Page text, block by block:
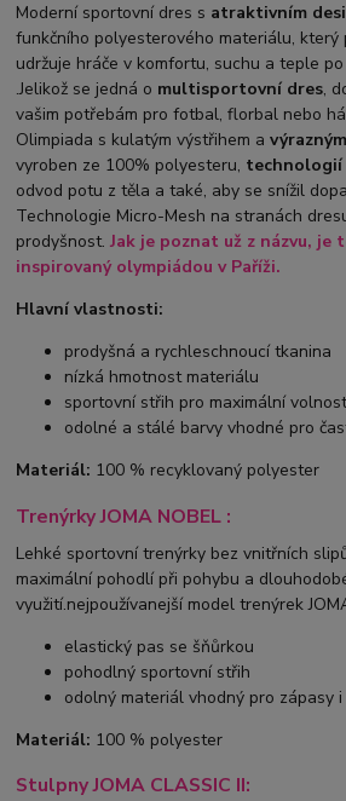
Moderní sportovní dres s atraktivním
funkčního polyesterového materiálu, který
udržuje hráče v komfortu, suchu a teple
.Jelikož se jedná o multisportovní dres,
vašim potřebám pro fotbal, florbal nebo
Olimpiada s kulatým výstřihem a
vyroben ze 100% polyesteru,
odvod potu z těla a také, aby se snížil
Technologie Micro-Mesh na stranách
prodyšnost.Jak je poznat už z názvu, je
inspirovaný olympiádou v Paříži.
Hlavní vlastnosti:
prodyšná a rychleschnoucí tkanina
nízká hmotnost materiálu
sportovní střih pro maximální
odolné a stálé barvy vhodné pro
Materiál: 100 % recyklovaný polyester
Trenýrky JOMA NOBEL :
Lehké sportovní trenýrky bez vnitřních
maximální pohodlí při pohybu a
využití.nejpoužívanejší model trenýrek
elastický pas se šňůrkou
pohodlný sportovní střih
odolný materiál vhodný pro zápasy
Materiál: 100 % polyester
Stulpny JOMA CLASSIC II: